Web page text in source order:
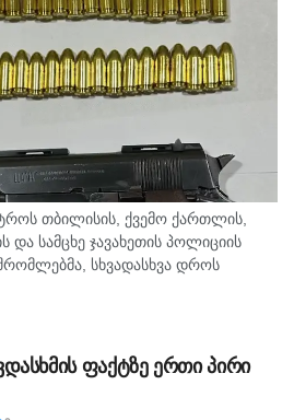
თბილისის, ქვემო ქართლის,
სამცხე ჯავახეთის პოლიციის
სხვადასხვა დროს
ღონისძიებების
იარაღისა და საბრძოლო მასალის
ფაქტზე ერთი პირი